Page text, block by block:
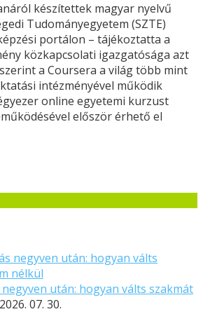
készítettek magyar nyelvű
Tudományegyetem (SZTE)
portálon – tájékoztatta a
közkapcsolati igazgatósága azt
a Coursera a világ több mint
intézményével működik
online egyetemi kurzust
először érhető el
negyven után: hogyan válts szakmát
2026. 07. 30.